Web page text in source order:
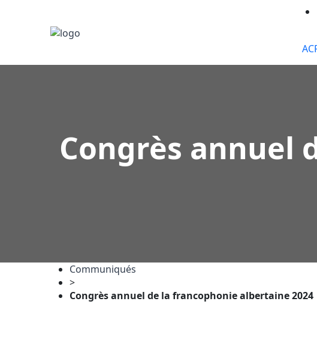
Congrès annuel
Communiqués
>
Congrès annuel de la francophonie albertaine 2024